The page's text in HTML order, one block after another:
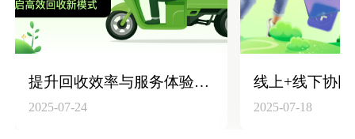
提升回收效率与服务体验：废品宝平台新版功能全解析
2025-07-24 2025-07-18